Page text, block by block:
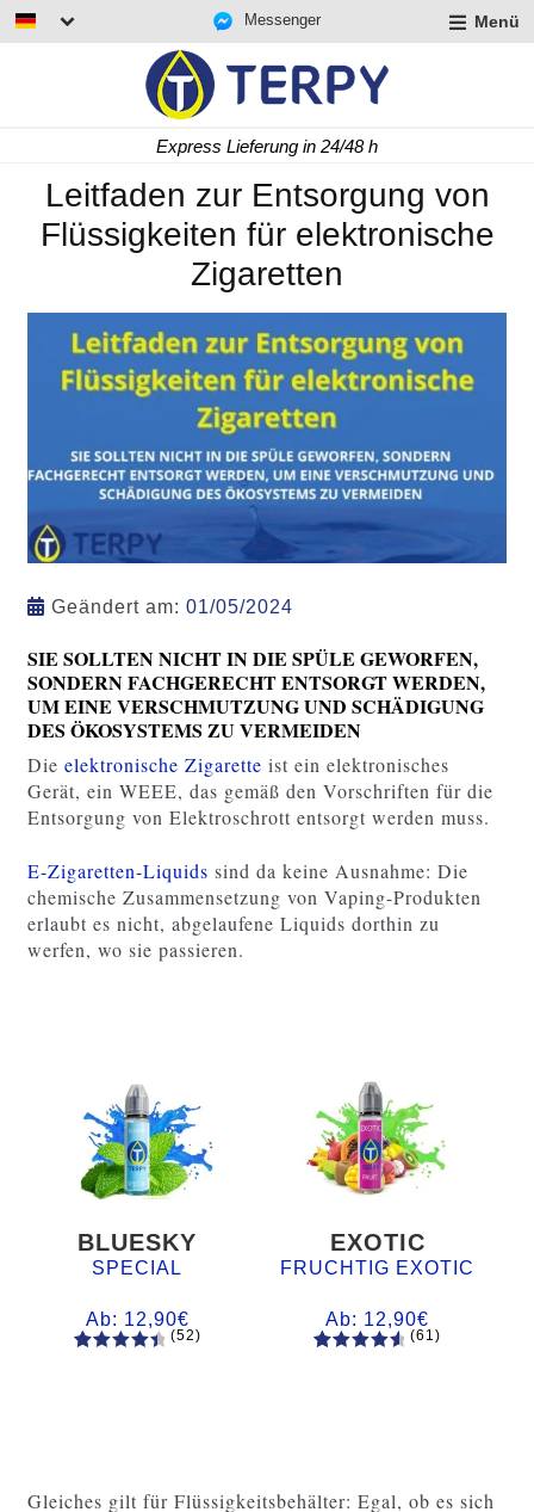
Messenger Menü
Express Lieferung in 24/48 h
Leitfaden zur Entsorgung von
Flüssigkeiten für elektronische
Zigaretten
Geändert am: 01/05/2024
SIE SOLLTEN NICHT IN DIE SPÜLE GEWORFEN,
SONDERN FACHGERECHT ENTSORGT WERDEN,
UM EINE VERSCHMUTZUNG UND SCHÄDIGUNG
DES ÖKOSYSTEMS ZU VERMEIDEN
Die elektronische Zigarette ist ein elektronisches
Gerät, ein WEEE, das gemäß den Vorschriften für die
Entsorgung von Elektroschrott entsorgt werden muss.
E-Zigaretten-Liquids sind da keine Ausnahme: Die
chemische Zusammensetzung von Vaping-Produkten
erlaubt es nicht, abgelaufene Liquids dorthin zu
werfen, wo sie passieren.
BLUESKY
SPECIAL
Ab: 12,90€
Kundenb
(52)
EXOTIC
FRUCHTIG EXOTIC
Ab: 12,90€
Kundenb
(61)
Gleiches gilt für Flüssigkeitsbehälter: Egal, ob es sich